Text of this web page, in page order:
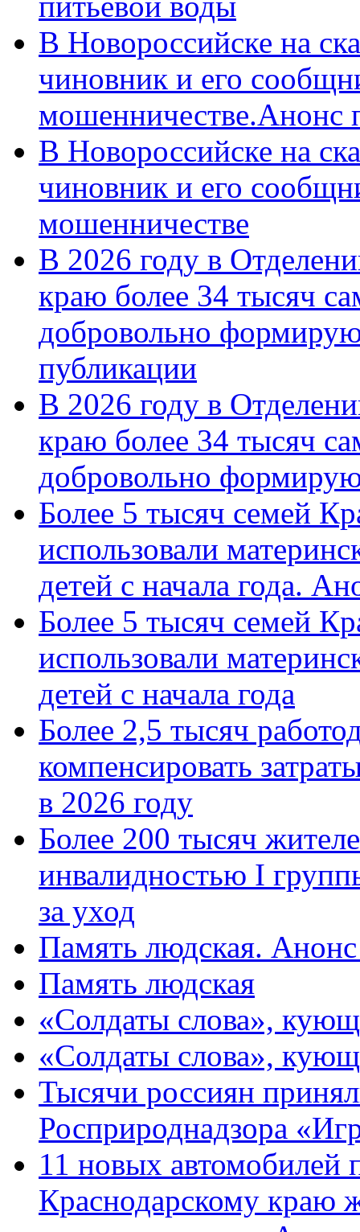
В Новороссийске на
чиновник и его
мошенничестве.Анонс
В Новороссийске на
чиновник и его
мошенничестве
В 2026 году в
краю более 34 тысяч
добровольно
публикации
В 2026 году в
краю более 34 тысяч
добровольно
Более 5 тысяч семей
использовали
детей с начала года.
Более 5 тысяч семей
использовали
детей с начала года
Более 2,5 тысяч
компенсировать
в 2026 году
Более 200 тысяч
инвалидностью I
за уход
Память людская.
Память людская
«Солдаты слова»,
«Солдаты слова»,
Тысячи россиян
Росприроднадзора
11 новых автомобилей
Краснодарскому краю